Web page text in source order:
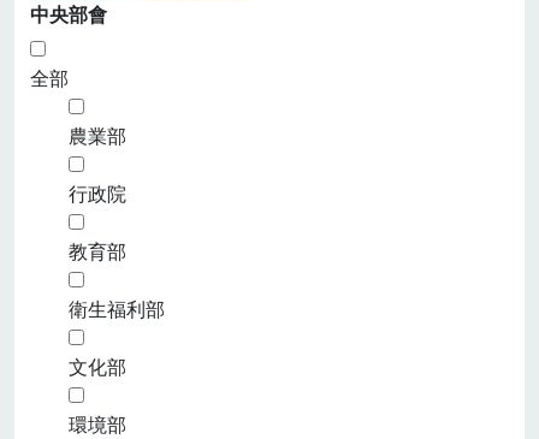
中央部會
全部
農業部
行政院
教育部
衛生福利部
文化部
環境部